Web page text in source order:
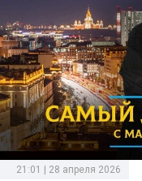
21:01 | 28 апреля 2026